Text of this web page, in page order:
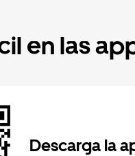
en las
Descarga la